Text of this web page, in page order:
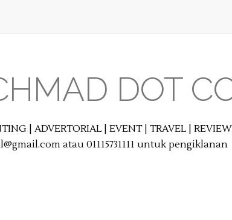
DOT
| ADVERTORIAL | EVENT | TRAVEL |
atau 01115731111 untuk pengiklanan